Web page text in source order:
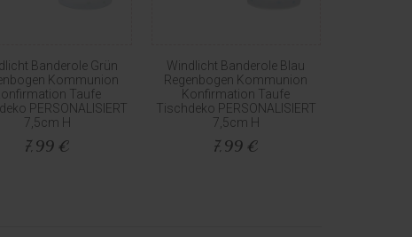
Banderole Grün
Kommunion
Taufe
PERSONALISIERT
7,5cm H
7,99 €
Windlicht Banderole Blau
Regenbogen Kommunion
Konfirmation Taufe
Tischdeko PERSONALISIERT
7,5cm H
7,99 €